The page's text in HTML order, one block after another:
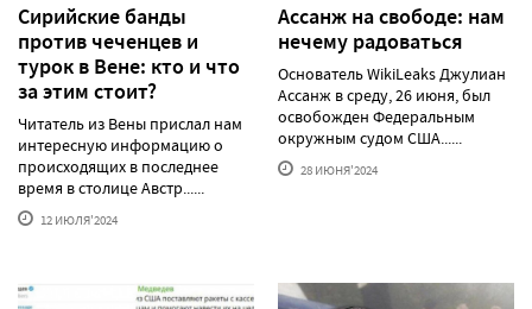
Сирийские банды
против чеченцев и
турок в Вене: кто и что
за этим стоит?
Читатель из Вены прислал нам
интересную информацию о
происходящих в последнее
время в столице Австр......
12 ИЮЛЯ'2024
Ассанж на свободе: нам
нечему радоваться
Основатель WikiLeaks Джулиан
Ассанж в среду, 26 июня, был
освобожден Федеральным
окружным судом США......
28 ИЮНЯ'2024